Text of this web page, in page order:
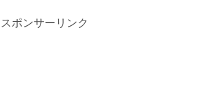
スポンサーリンク